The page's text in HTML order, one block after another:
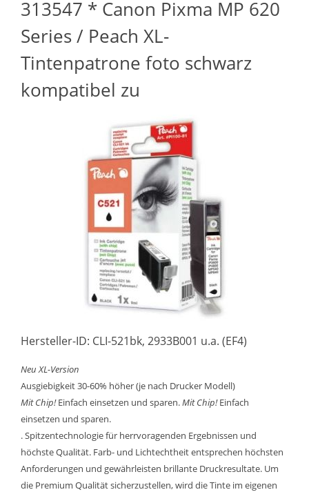
313547 * Canon Pixma MP 620
Series / Peach XL-
Tintenpatrone foto schwarz
kompatibel zu
Hersteller-ID: CLI-521bk, 2933B001 u.a. (EF4)
Neu XL-Version
Ausgiebigkeit 30-60% höher (je nach Drucker Modell)
Mit Chip!Einfach einsetzen und sparen.Mit Chip!Einfach
einsetzen und sparen.
. Spitzentechnologie für herrvoragenden Ergebnissen und
höchste Qualität. Farb- und Lichtechtheit entsprechen höchsten
Anforderungen und gewährleisten brillante Druckresultate. Um
die Premium Qualität sicherzustellen, wird die Tinte im eigenen